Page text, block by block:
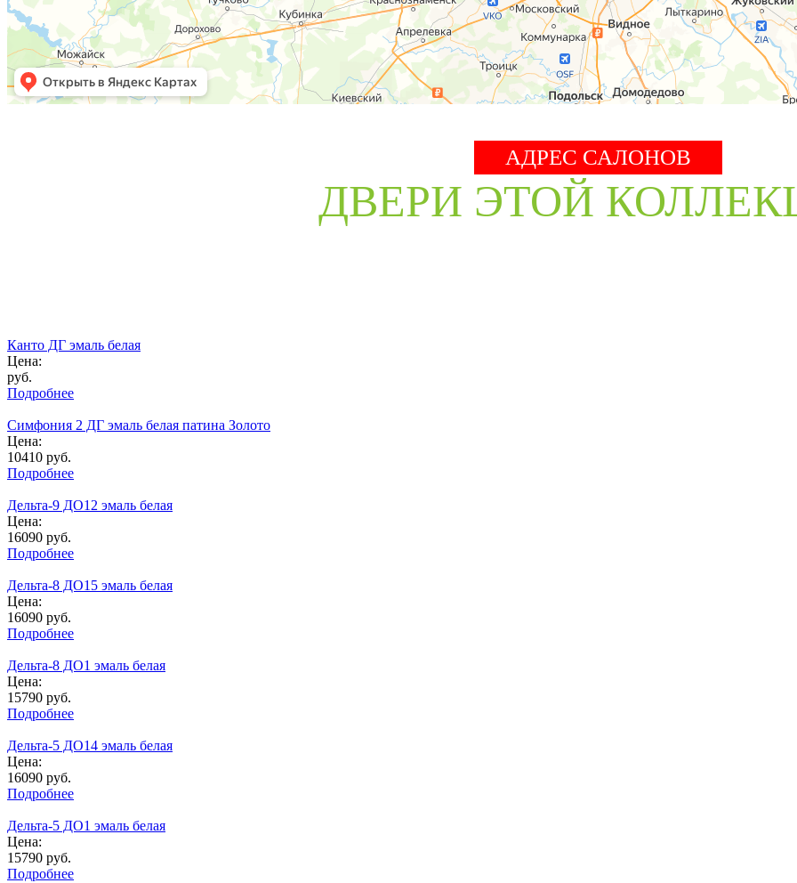
АДРЕС САЛОНОВ
ДВЕРИ ЭТОЙ
Канто ДГ эмаль белая
Цена:
руб.
Подробнее
Симфония 2 ДГ эмаль белая патина Золото
Цена:
10410 руб.
Подробнее
Дельта-9 ДО12 эмаль белая
Цена:
16090 руб.
Подробнее
Дельта-8 ДО15 эмаль белая
Цена:
16090 руб.
Подробнее
Дельта-8 ДО1 эмаль белая
Цена:
15790 руб.
Подробнее
Дельта-5 ДО14 эмаль белая
Цена:
16090 руб.
Подробнее
Дельта-5 ДО1 эмаль белая
Цена:
15790 руб.
Подробнее